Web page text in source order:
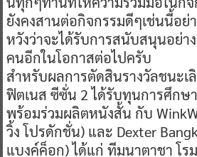
ยังคงสานต่อกิจกรรมดีๆเช่นนี้อย่
หวังว่าจะได้รับการสนับสนุนอย่า
คนอีกในโอกาสต่อไปครับ
สำหรับผลการตัดสินรางวัลชนะเ
ฟิตเนส ซีซั่น 2 ได้รับทุนการศึกษ
พร้อมร่วมผลิตหนังสั้น กับ
วิ้ง โปรดักชั่น) และ Dexter
แบงค์ค็อก) ได้แก่ ทีมนาตาชา โร